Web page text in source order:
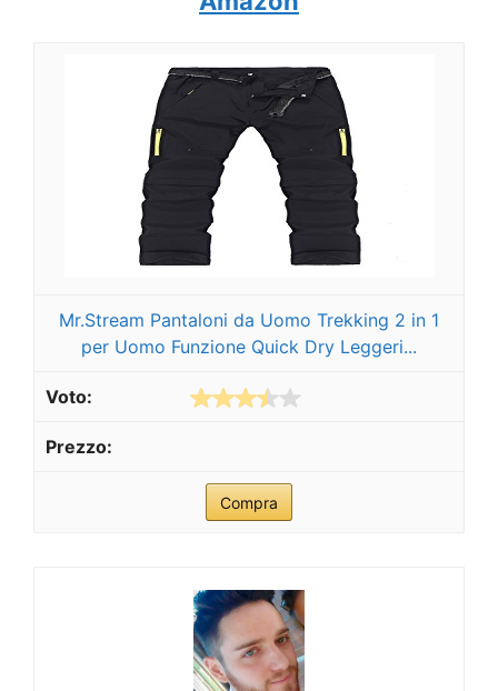
Mr.Stream Pantaloni da Uomo Trekking 2 in 1
per Uomo Funzione Quick Dry Leggeri...
Compra